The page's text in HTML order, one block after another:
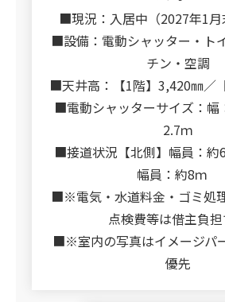
■現況：入居中（2027年1月
■設備：電動シャッター・ト
チン・空調
■天井高：【1階】3,420㎜／
■電動シャッターサイズ：幅
2.7ｍ
■接道状況【北側】幅員：約6
幅員：約8ｍ
■※電気・水道料金・ゴミ処
点検費等は借主負
■※室内の写真はイメージパ
優先